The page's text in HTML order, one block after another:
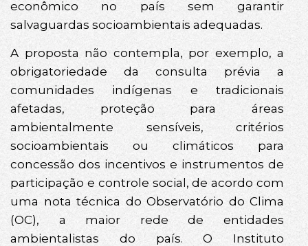
econômico no país sem garantir
salvaguardas socioambientais adequadas.
A proposta não contempla, por exemplo, a
obrigatoriedade da consulta prévia a
comunidades indígenas e tradicionais
afetadas, proteção para áreas
ambientalmente sensíveis, critérios
socioambientais ou climáticos para
concessão dos incentivos e instrumentos de
participação e controle social, de acordo com
uma nota técnica do Observatório do Clima
(OC), a maior rede de entidades
ambientalistas do país. O Instituto